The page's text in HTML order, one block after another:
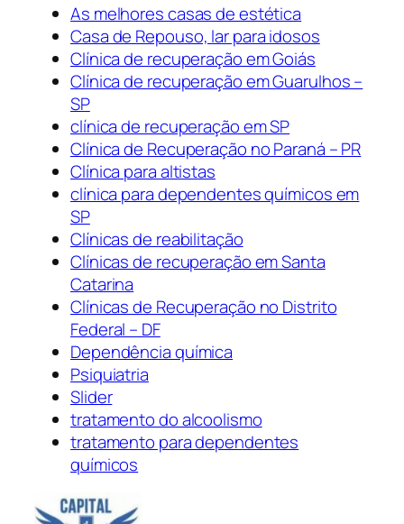
As melhores casas de estética
Casa de Repouso, lar para idosos
Clínica de recuperação em Goiás
Clínica de recuperação em Guarulhos –
SP
clínica de recuperação em SP
Clínica de Recuperação no Paraná – PR
Clínica para altistas
clínica para dependentes químicos em
SP
Clínicas de reabilitação
Clínicas de recuperação em Santa
Catarina
Clínicas de Recuperação no Distrito
Federal – DF
Dependência química
Psiquiatria
Slider
tratamento do alcoolismo
tratamento para dependentes
químicos